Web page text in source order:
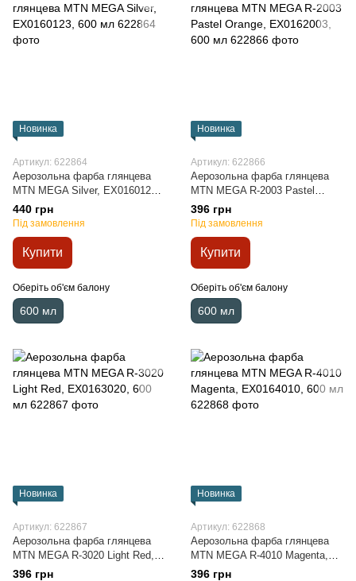
Новинка
Артикул: 622864
Аерозольна фарба глянцева
MTN MEGA Silver, EX0160123,
600 мл
440 грн
Під замовлення
Купити
Оберіть об'єм балону
600 мл
Новинка
Артикул: 622866
Аерозольна фарба глянцева
MTN MEGA R-2003 Pastel
Orange, EX0162003, 600 мл
396 грн
Під замовлення
Купити
Оберіть об'єм балону
600 мл
Новинка
Артикул: 622867
Аерозольна фарба глянцева
MTN MEGA R-3020 Light Red,
EX0163020, 600 мл
396 грн
Новинка
Артикул: 622868
Аерозольна фарба глянцева
MTN MEGA R-4010 Magenta,
EX0164010, 600 мл
396 грн